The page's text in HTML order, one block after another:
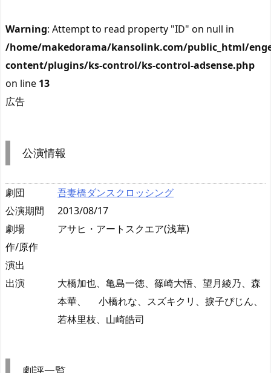
Warning: Attempt to read property "ID" on null in
/home/makedorama/kansolink.com/public_html/
content/plugins/ks-control/ks-control-adsense.php
on line 13
広告
公演情報
劇団
吾妻橋ダンスクロッシング
公演期間
2013/08/17
劇場
アサヒ・アートスクエア(浅草)
作/原作
演出
出演
大橋加也、亀島一徳、篠崎大悟、望月綾乃、森
本華、 小橋れな、スズキクリ、捩子ぴじん、
若林里枝、山崎皓司